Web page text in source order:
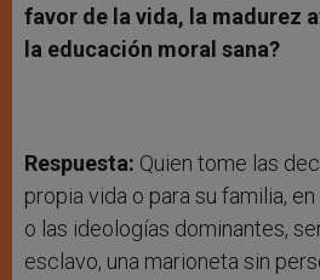
favor de la vida, la madurez
la educación moral sana?
Respuesta: Quien tome las
propia vida o para su familia,
o las ideologías dominantes,
esclavo, una marioneta sin